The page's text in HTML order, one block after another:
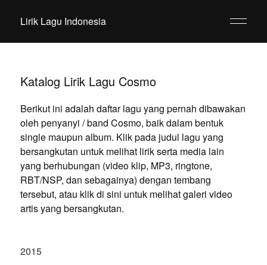
Lirik Lagu Indonesia
Katalog Lirik Lagu Cosmo
Berikut ini adalah daftar lagu yang pernah dibawakan
oleh penyanyi / band Cosmo, baik dalam bentuk
single maupun album. Klik pada judul lagu yang
bersangkutan untuk melihat lirik serta media lain
yang berhubungan (video klip, MP3, ringtone,
RBT/NSP, dan sebagainya) dengan tembang
tersebut, atau klik di sini untuk melihat galeri video
artis yang bersangkutan.
2015